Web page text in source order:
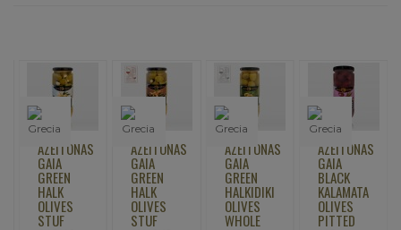
AZEITONAS
GAIA
GREEN
HALK
OLIVES
STUF
AZEITONAS
GAIA
GREEN
HALK
OLIVES
STUF
AZEITONAS
GAIA
GREEN
HALKIDIKI
OLIVES
WHOLE
AZEITONAS
GAIA
BLACK
KALAMATA
OLIVES
PITTED